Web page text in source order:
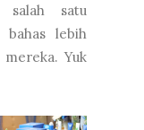
satu
lebih
Yuk